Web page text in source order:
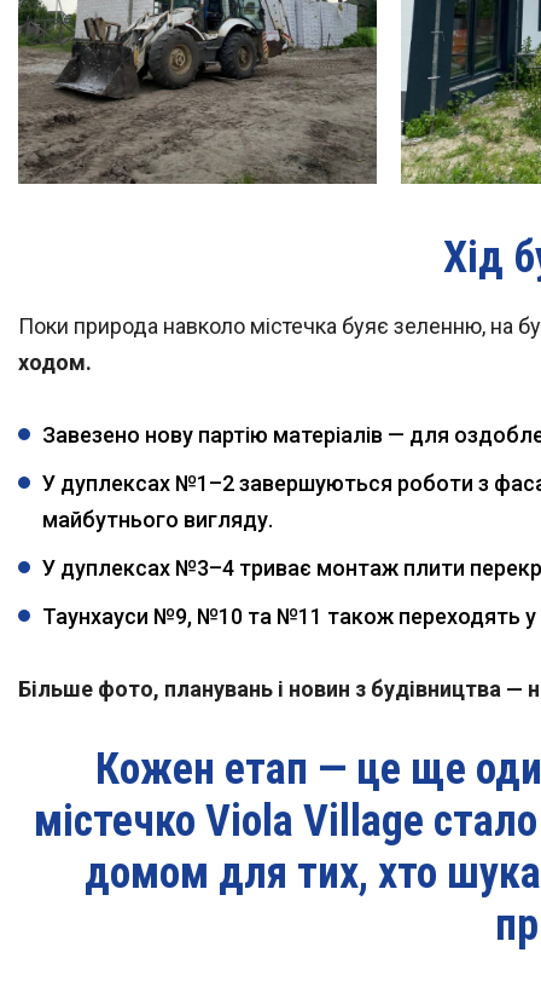
Хід
Поки природа навколо містечка буяє зеленню, на
ходом.
Завезено нову партію матеріалів — для
У дуплексах №1–2 завершуються роботи з
майбутнього вигляду.
У дуплексах №3–4 триває монтаж плити
Таунхауси №9, №10 та №11 також переходять
Більше фото, планувань і новин з будівництва —
Кожен етап — це ще
містечко Viola Village
домом для тих, хто